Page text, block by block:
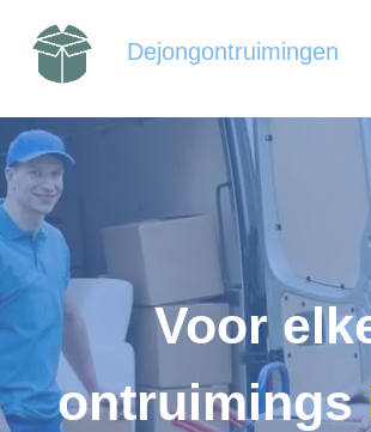
Dejongontruimingen
Voor
ontruimings